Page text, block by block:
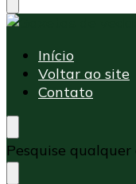
Maxi Embalagens
Blog Maxi
Início
Voltar ao site
Contato
Procurando
algo?
Pesquise qualquer